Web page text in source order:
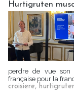
Hurtigruten
perdre de vue son
française pour la
croisiere,